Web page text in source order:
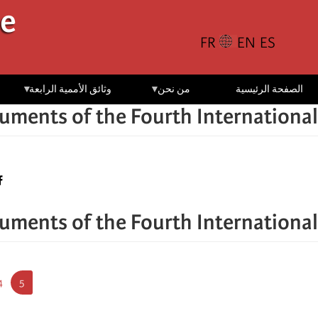
الصفحة الرئيسية من نحن وثائق الأممية الرابعة
of the Fourth International
of the Fourth International
page
5